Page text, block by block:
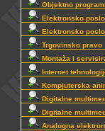
Objektno
Elektronsko
Elektronsko
Trgovinsko pravo
Montaža i
Internet
Kompjuterska
Digitalne
Digitalne
Analogna